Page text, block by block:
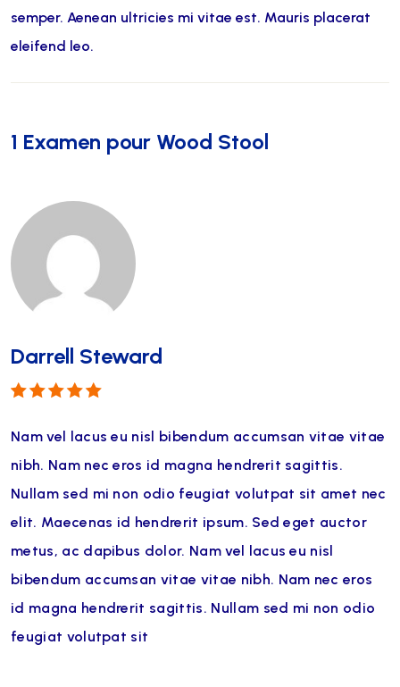
semper. Aenean ultricies mi vitae est. Mauris placerat
eleifend leo.
1 Examen pour Wood Stool
Darrell Steward
sur 5
Nam vel lacus eu nisl bibendum accumsan vitae vitae
nibh. Nam nec eros id magna hendrerit sagittis.
Nullam sed mi non odio feugiat volutpat sit amet nec
elit. Maecenas id hendrerit ipsum. Sed eget auctor
metus, ac dapibus dolor. Nam vel lacus eu nisl
bibendum accumsan vitae vitae nibh. Nam nec eros
id magna hendrerit sagittis. Nullam sed mi non odio
feugiat volutpat sit